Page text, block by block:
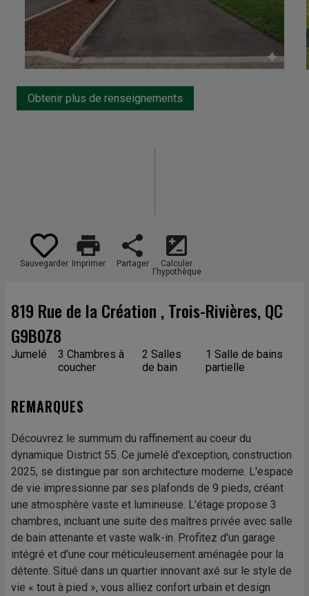
Obtenir plus de renseignements
Sauvegarder
print
Imprimer
share
Partager
iso
Calculer
l'hypothèque
819 Rue de la Création , Trois-Rivières, QC
G9B0Z8
Jumelé
3 Chambres à
coucher
2 Salles
de bain
1 Salle de bains
partielle
REMARQUES
Découvrez le summum du raffinement au coeur du
dynamique District 55. Ce jumelé d'exception, construction
2025, se distingue par son architecture moderne. L'espace
de vie impressionne par ses plafonds de 9 pieds, créant
une atmosphère vaste et lumineuse. L'étage propose 3
chambres, incluant une suite des maîtres privée avec salle
de bain attenante et vaste walk-in. Profitez d'un garage
intégré et d'une cour méticuleusement aménagée pour la
détente. Situé dans un quartier innovant axé sur le style de
vie « tout à pied », vous alliez confort urbain et design